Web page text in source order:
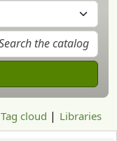
Tag cloud Libraries